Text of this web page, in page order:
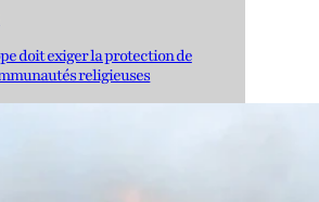
doit exiger la protection de
religieuses